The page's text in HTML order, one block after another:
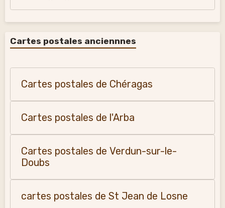
Cartes postales anciennnes
Cartes postales de Chéragas
Cartes postales de l'Arba
Cartes postales de Verdun-sur-le-
Doubs
cartes postales de St Jean de Losne